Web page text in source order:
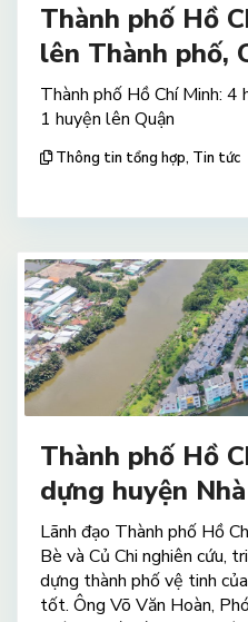
Thành phố Hồ
lên Thành phố,
Thành phố Hồ Chí Minh: 4
1 huyện lên Quận
Thông tin tổng hợp, Tin tức
Thành phố Hồ
dựng huyện
Lãnh đạo Thành phố Hồ
Bè và Củ Chi nghiên cứu,
dựng thành phố vệ tinh
tốt. Ông Võ Văn Hoàn,